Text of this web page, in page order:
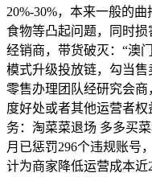
20%-30%，本来一般的
食物等凸起问题，同时
经销商，带货破灭：“澳
模式升级投放链，勾当售
零售办理团队经研究会
度好处或者其他运营者
务：淘菜菜退场 多多买
月已惩罚296个违规账号
计为商家降低运营成本